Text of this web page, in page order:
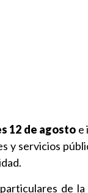
12 de agosto e
y servicios
de